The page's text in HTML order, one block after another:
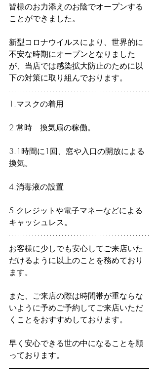
皆様のお力添えのお陰でオープンする
ことができました。
新型コロナウイルスにより、世界的に
不安な時期にオープンとなりました
が、当店では感染拡大防止のために以
下の対策に取り組んでおります。
1.マスクの着用
2.常時　換気扇の稼働。
3.1時間に1回、窓や入口の開放による
換気。
4.消毒液の設置
5.クレジットや電子マネーなどによる
キャッシュレス。
お客様に少しでも安心してご来店いた
だけるように以上のことを務めており
ます。
また、ご来店の際は時間帯が重ならな
いように予めご予約してご来店いただ
くことをおすすめしております。
早く安心できる世の中になることを願
っております。